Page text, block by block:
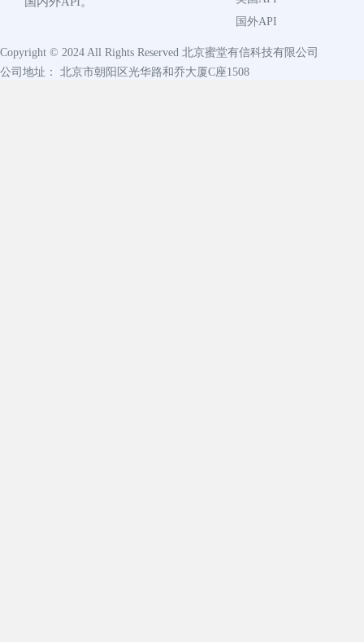
国外API
Copyright © 2024 All Rights Reserved 北京蜜堂有信科技有限公司
公司地址： 北京市朝阳区光华路和乔大厦C座1508